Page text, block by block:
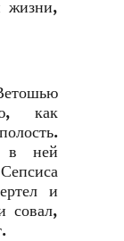
жизни,
как
в ней
и
совал,